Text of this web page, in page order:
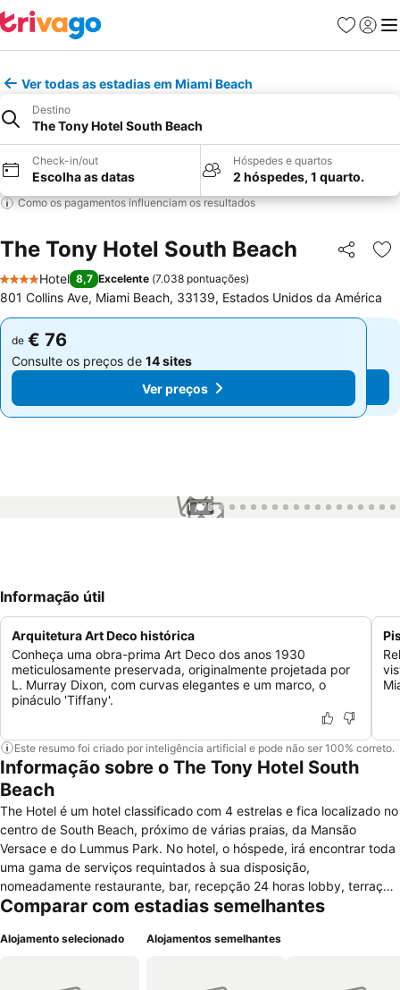
Favoritos
Iniciar
Ver todas as estadias em Miami Beach
Destino
The Tony Hotel South Beach
Check-in/out
Escolha as datas
Hóspedes e quartos
2 hóspedes, 1 quarto.
Como os pagamentos influenciam os resultados
The Tony Hotel South Beach Partilhar
4 Estrelas
Hotel 8,7 Excelente (7.038 pontuações)
801 Collins Ave, Miami Beach, 33139, Estados Unidos da América
de € 76
Consulte os preços de 14 sites
Ver preços
de € 76
Consulte os preços de 14 sites
Ver preços
1 / 75
Informação útil
Arquitetura Art Deco histórica
Conheça uma obra-prima Art Deco dos anos 1930
meticulosamente preservada, originalmente projetada por
L. Murray Dixon, com curvas elegantes e um marco, o
pináculo 'Tiffany'.
Este resumo foi criado por inteligência artificial e pode não ser 100% correto.
Informação sobre o The Tony Hotel South
Beach
The Hotel é um hotel classificado com 4 estrelas e fica localizado no
centro de South Beach, próximo de várias praias, da Mansão
Versace e do Lummus Park. No hotel, o hóspede, irá encontrar toda
uma gama de serviços requintados à sua disposição,
nomeadamente restaurante, bar, recepção 24 horas lobby, terraço,
elevador, design hotel, centro de fitness, piscina exterior, cadeiras
público com pagamento extra. O hóspede pode usufruir na sua
Comparar com estadias semelhantes
Alojamento selecionado Alojamentos semelhantes